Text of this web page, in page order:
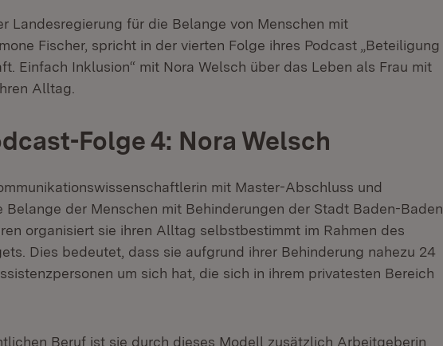
Landesregierung für die Belange von Menschen mit
Fischer, spricht in der vierten Folge ihres Podcast „Beteiligung
Einfach Inklusion“ mit Nora Welsch über das Leben als Frau mit
Alltag.
Folge 4: Nora Welsch
mit Master-Abschluss und
der Menschen mit Behinderungen der Stadt Baden-Baden.
organisiert sie ihren Alltag selbstbestimmt im Rahmen des
Dies bedeutet, dass sie aufgrund ihrer Behinderung nahezu 24
um sich hat, die sich in ihrem privatesten Bereich
Beruf ist sie durch dieses Modell zusätzlich Arbeitgeberin